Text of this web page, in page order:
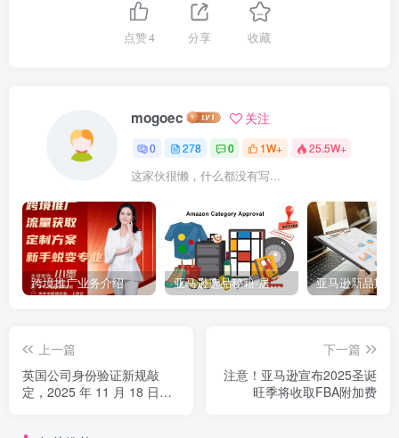
点赞4 分享 收藏
mogoec 关注
0 278 0 1W+ 25.5W+
这家伙很懒，什么都没有写...
跨境推广业务介绍 亚马逊选品秘籍-居中店铺掘金术：精铺卖家月入$10000的选品方案（附数据拆解）
上一篇
英国公司身份验证新规敲
定，2025 年 11 月 18 日起
下一篇
注意！亚马逊宣布2025圣诞
旺季将收取FBA附加费